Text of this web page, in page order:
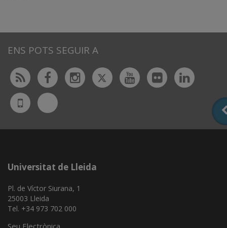
ENS POTS SEGUIR A
Rss FacebookInstagram
TwitterYoutubeFlickr
UdL
App
Bluesky
Universitat de Lleida
Pl. de Víctor Siurana, 1
25003 Lleida
Tel. +34 973 702 000